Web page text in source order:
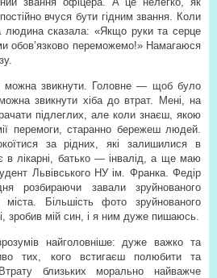
вчуся бути гідним звання. Коли
людина сказала: «Якщо руки та серце
обов’язково переможемо!» Намагаюся
можна звикнути. Головне — щоб було
звикнути хіба до втрат. Мені, на
підлеглих, але коли знаєш, якою
перемоги, старанно бережеш людей.
за рідних, які залишилися в
в лікарні, батько — інвалід, а ще маю
Львівського НУ ім. Франка. Федір
завали зруйнованого
Більшість фото зруйнованого
зробив мій син, і я ним дуже пишаюсь.
найголовніше: дуже важко та
тих, кого встигаєш полюбити та
близьких морально найважче